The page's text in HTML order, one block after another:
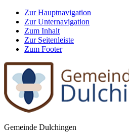
Zur Hauptnavigation
Zur Unternavigation
Zum Inhalt
Zur Seitenleiste
Zum Footer
Gemeinde Dulchingen